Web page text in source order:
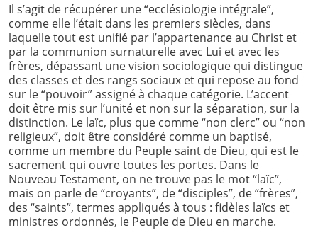
Il s’agit de récupérer une “ecclésiologie intégrale”,
comme elle l’était dans les premiers siècles, dans
laquelle tout est unifié par l’appartenance au Christ et
par la communion surnaturelle avec Lui et avec les
frères, dépassant une vision sociologique qui distingue
des classes et des rangs sociaux et qui repose au fond
sur le “pouvoir” assigné à chaque catégorie. L’accent
doit être mis sur l’unité et non sur la séparation, sur la
distinction. Le laïc, plus que comme “non clerc” ou “non
religieux”, doit être considéré comme un baptisé,
comme un membre du Peuple saint de Dieu, qui est le
sacrement qui ouvre toutes les portes. Dans le
Nouveau Testament, on ne trouve pas le mot “laïc”,
mais on parle de “croyants”, de “disciples”, de “frères”,
des “saints”, termes appliqués à tous : fidèles laïcs et
ministres ordonnés, le Peuple de Dieu en marche.